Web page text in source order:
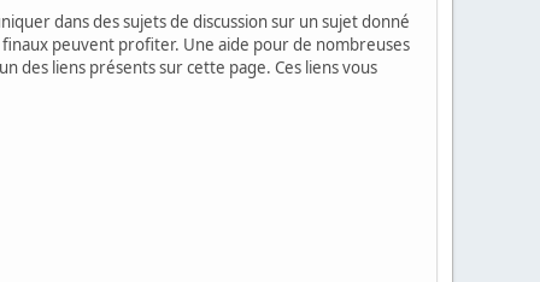
dans des sujets de discussion sur un sujet donné
peuvent profiter. Une aide pour de nombreuses
des liens présents sur cette page. Ces liens vous